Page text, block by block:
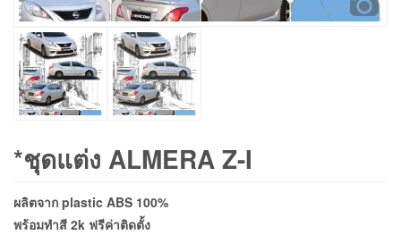
*ชุดแต่ง ALMERA Z-I
ผลิตจาก plastic ABS 100%
พร้อมทำสี 2k ฟรีค่าติดตั้ง